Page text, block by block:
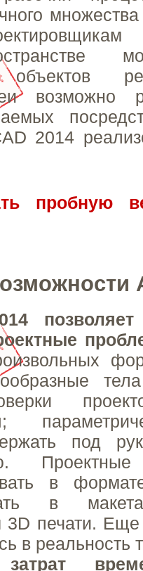
объектов
возможно
2014
пробную
под
в
в
3D печати.
в реальность